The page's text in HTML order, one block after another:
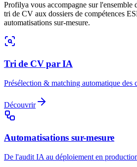
Profilya vous accompagne sur
tri de CV aux dossiers de compétences
automatisations sur-mesure.
Tri de CV par IA
Présélection & matching automatique des
Découvrir
Automatisations sur-mesure
De l'audit IA au déploiement en